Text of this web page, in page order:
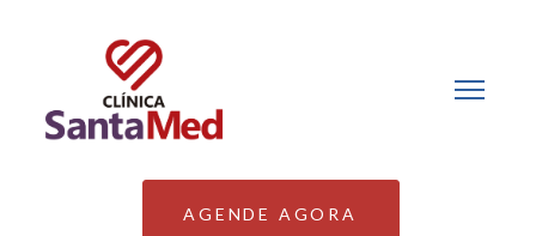
AGENDE AGORA